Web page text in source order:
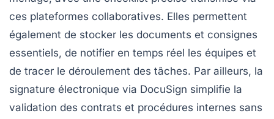
ces plateformes collaboratives. Elles permettent
également de stocker les documents et consignes
essentiels, de notifier en temps réel les équipes et
de tracer le déroulement des tâches. Par ailleurs, la
signature électronique via DocuSign simplifie la
validation des contrats et procédures internes sans